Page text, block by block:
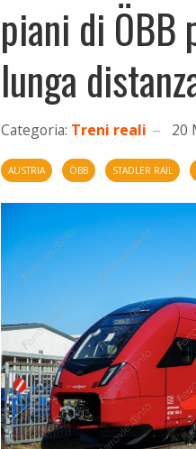
piani di
lunga
Categoria: Treni reali 20
AUSTRIA ÖBB STADLER RAIL